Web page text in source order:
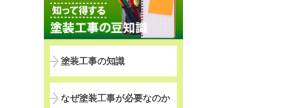
塗装工事の知識
なぜ塗装工事が必要なのか